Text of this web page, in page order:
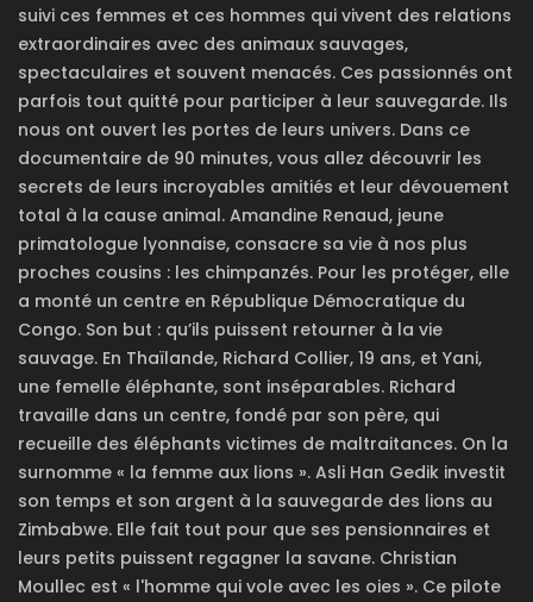
suivi ces femmes et ces hommes qui vivent des relations
extraordinaires avec des animaux sauvages,
spectaculaires et souvent menacés. Ces passionnés ont
parfois tout quitté pour participer à leur sauvegarde. Ils
nous ont ouvert les portes de leurs univers. Dans ce
documentaire de 90 minutes, vous allez découvrir les
secrets de leurs incroyables amitiés et leur dévouement
total à la cause animal. Amandine Renaud, jeune
primatologue lyonnaise, consacre sa vie à nos plus
proches cousins : les chimpanzés. Pour les protéger, elle
a monté un centre en République Démocratique du
Congo. Son but : qu’ils puissent retourner à la vie
sauvage. En Thaïlande, Richard Collier, 19 ans, et Yani,
une femelle éléphante, sont inséparables. Richard
travaille dans un centre, fondé par son père, qui
recueille des éléphants victimes de maltraitances. On la
surnomme « la femme aux lions ». Asli Han Gedik investit
son temps et son argent à la sauvegarde des lions au
Zimbabwe. Elle fait tout pour que ses pensionnaires et
leurs petits puissent regagner la savane. Christian
Moullec est « l'homme qui vole avec les oies ». Ce pilote